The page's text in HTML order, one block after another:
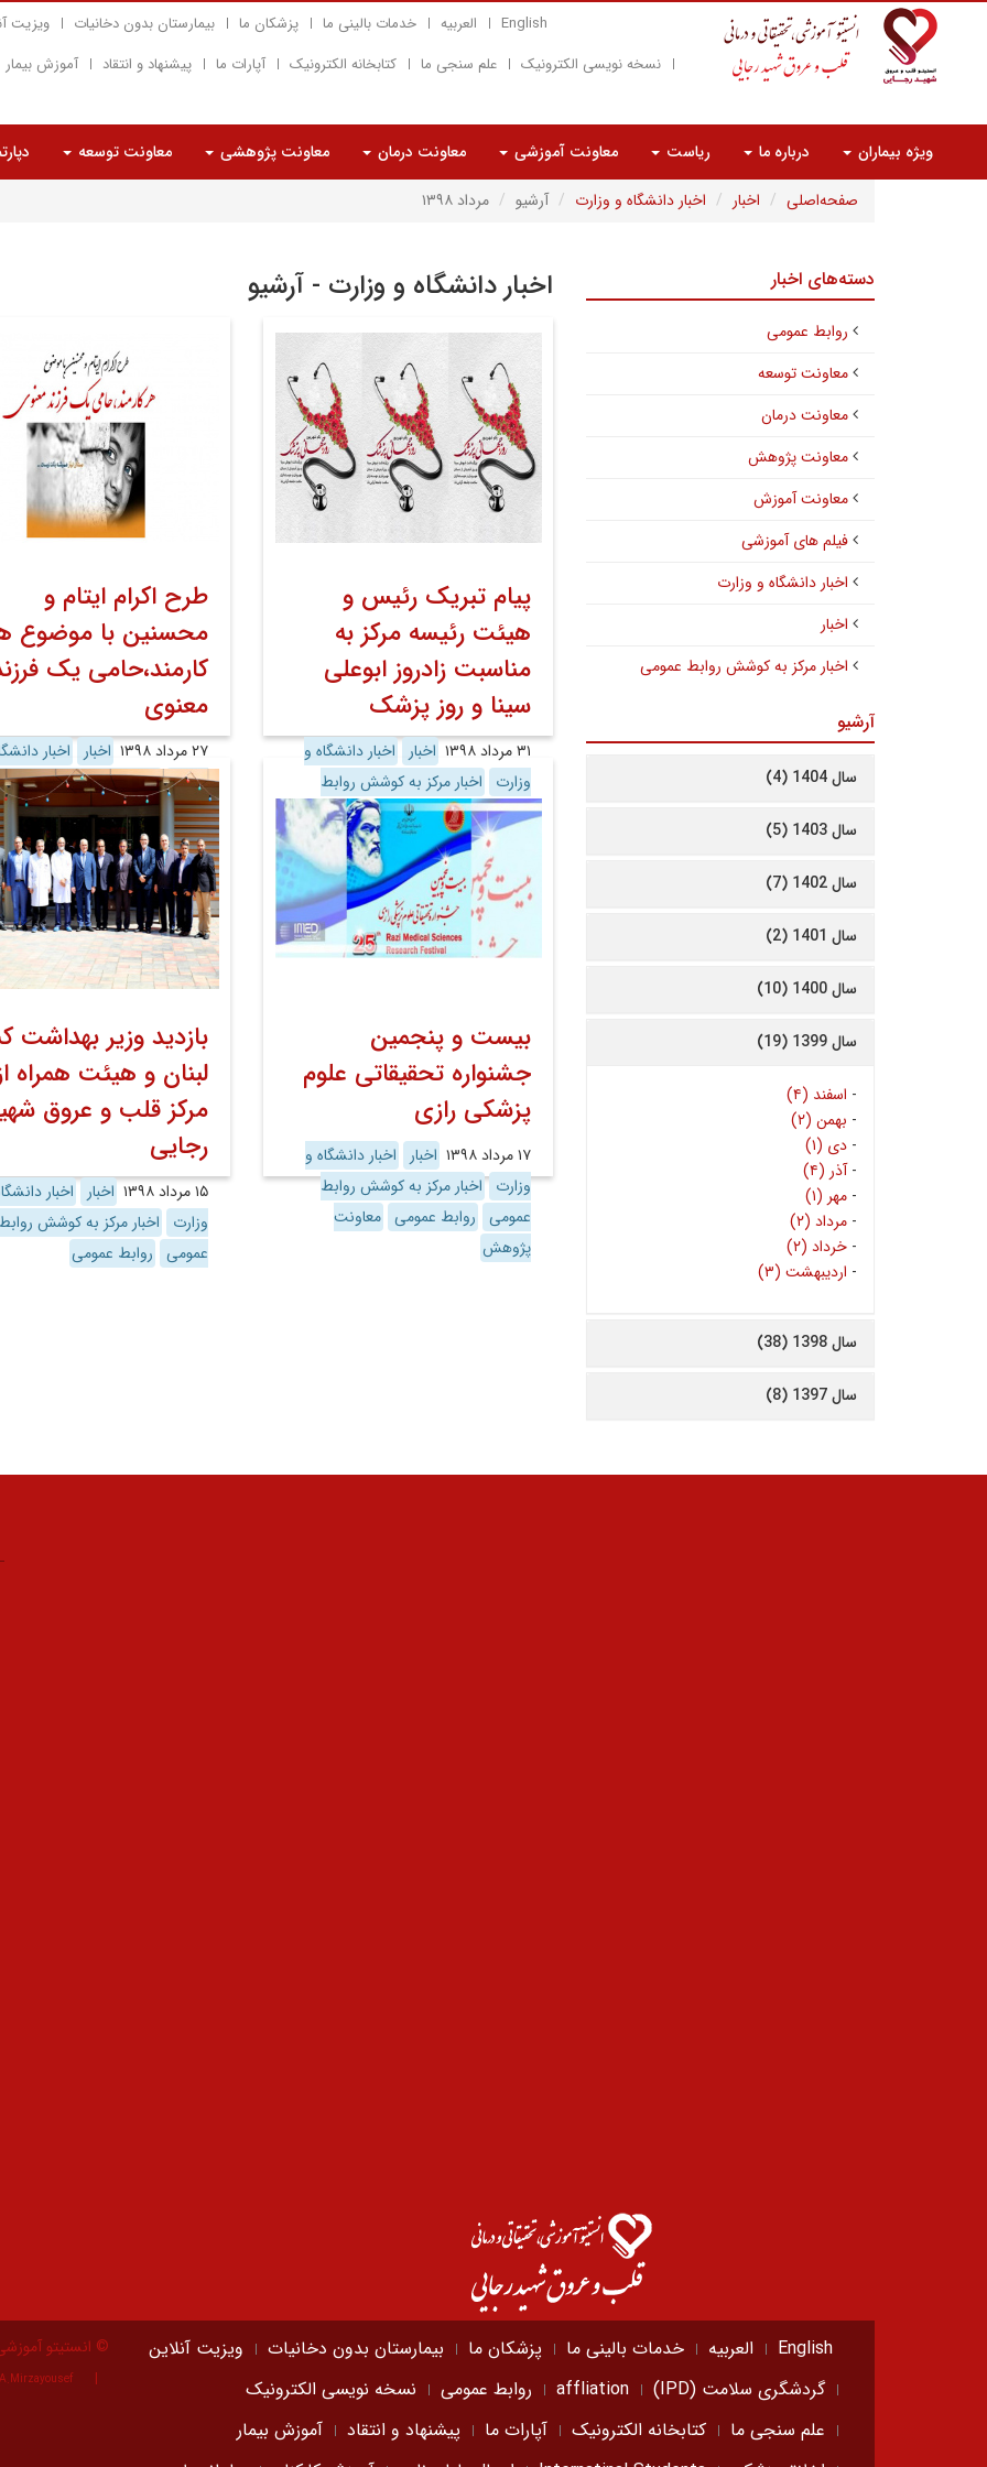
English العربیه خدمات بالینی ما پزشکان ما بیمارستان بدون دخانیات ویزیت
نسخه نویسی الکترونیک
علم سنجی ما کتابخانه الکترونیک آپارات ما پیشنهاد و انتقاد آموزش بیمار
ویژه بیماران درباره ما ریاست معاونت آموزشی معاونت درمان معاونت پژوهشی معاونت توسعه
صفحه‌اصلی
اخبار اخبار دانشگاه و وزارت آرشیو مرداد ۱۳۹۸
اخبار دانشگاه و وزارت - آرشیو
پیام تبریک رئیس و
هیئت رئیسه مرکز به
مناسبت زادروز ابوعلی
سینا و روز پزشک
۳۱ مرداد ۱۳۹۸ اخبار
اخبار دانشگاه و
وزارت
اخبار مرکز به کوشش روابط
عمومی روابط عمومی
طرح اکرام ایتام و
محسنین با موضوع
کارمند،حامی یک
معنوی
۲۷ مرداد ۱۳۹۸ اخبار
اخبار
وزارت اخبار مرکز به کوشش
عمومی
روابط عمومی
بیست و پنجمین
جشنواره تحقیقاتی علوم
پزشکی رازی
۱۷ مرداد ۱۳۹۸ اخبار
اخبار دانشگاه و
وزارت
اخبار مرکز به کوشش روابط
عمومی روابط عمومی معاونت
پژوهش
بازدید وزیر بهداشت
لبنان و هیئت همراه
مرکز قلب و عروق
رجایی
۱۵ مرداد ۱۳۹۸ اخبار
اخبار
وزارت
اخبار مرکز به کوشش روابط
عمومی روابط عمومی
دسته‌های اخبار
روابط عمومی
معاونت توسعه
معاونت درمان
معاونت پژوهش
معاونت آموزش
فیلم های آموزشی
اخبار دانشگاه و وزارت
اخبار
اخبار مرکز به کوشش روابط عمومی
آرشیو
سال 1404 (4)
سال 1403 (5)
سال 1402 (7)
سال 1401 (2)
سال 1400 (10)
سال 1399 (19)
- اسفند (۴)
- بهمن (۲)
- دی (۱)
-آذر (۴)
- مهر (۱)
- مرداد (۲)
- خرداد (۲)
- اردیبهشت (۳)
سال 1398 (38)
سال 1397 (8)
English العربیه خدمات بالینی ما پزشکان ما بیمارستان بدون دخانیات
ویزیت آنلاین
گردشگری سلامت (IPD)
affliation روابط عمومی
نسخه نویسی الکترونیک
علم سنجی ما
کتابخانه الکترونیک آپارات ما پیشنهاد و انتقاد
آموزش بیمار
© انستیتو
A.Mirzayousef